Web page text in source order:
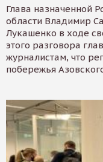
Глава назначенной
области Владимир
Лукашенко в ходе
этого разговора
журналистам, что
побережья